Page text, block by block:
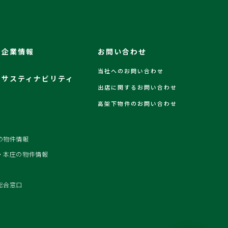
企業情報
サスティナビリティ
お問い合わせ
当社へのお問い合わせ
出店に関するお問い合わせ
高架下物件のお問い合わせ
物件情報
本庄の物件情報
合窓口